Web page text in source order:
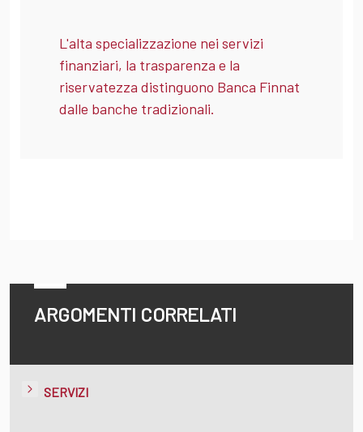
L'alta specializzazione nei servizi
finanziari, la trasparenza e la
riservatezza distinguono Banca Finnat
dalle banche tradizionali.
ARGOMENTI CORRELATI
SERVIZI